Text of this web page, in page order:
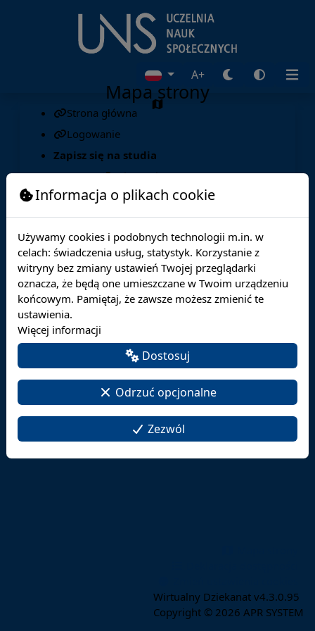
A+
Mapa strony
Strona główna
Logowanie
Zapisz się na studia
Rejestracja
Wirtualny Dziekanat v4.3.0.95
Copyright © 2026 APR SYSTEM
Informacja o plikach cookie
Używamy cookies i podobnych technologii m.in. w
celach: świadczenia usług, statystyk. Korzystanie z
witryny bez zmiany ustawień Twojej przeglądarki
oznacza, że będą one umieszczane w Twoim urządzeniu
końcowym. Pamiętaj, że zawsze możesz zmienić te
ustawienia.
Więcej informacji
Dostosuj
Odrzuć opcjonalne
Zezwól